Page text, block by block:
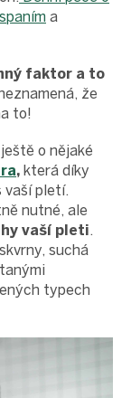
a
faktor a to
že
to!
o nějaké
, která díky
vaší pletí.
nutné, ale
vaší pleti.
suchá
typech